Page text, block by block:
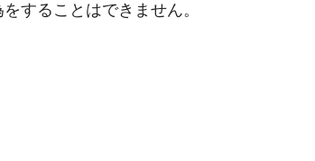
することはできません。